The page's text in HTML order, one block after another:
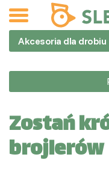
Akcesoria dla drobiu
Zostań
brojlerów